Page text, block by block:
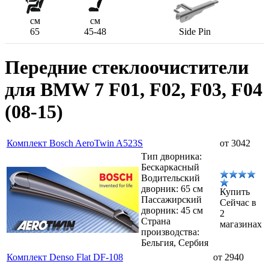
см
см
65
45-48 Side Pin
Передние стеклоочистители
для BMW 7 F01, F02, F03, F04
(08-15)
Комплект Bosch AeroTwin A523S
от 3042
Тип дворника:
Бескаркасный
Водительский
дворник: 65 см
Пассажирский
дворник: 45 см
Страна
производства:
Бельгия, Сербия
Купить
Сейчас в
2
магазинах
Комплект Denso Flat DF-108
от 2940